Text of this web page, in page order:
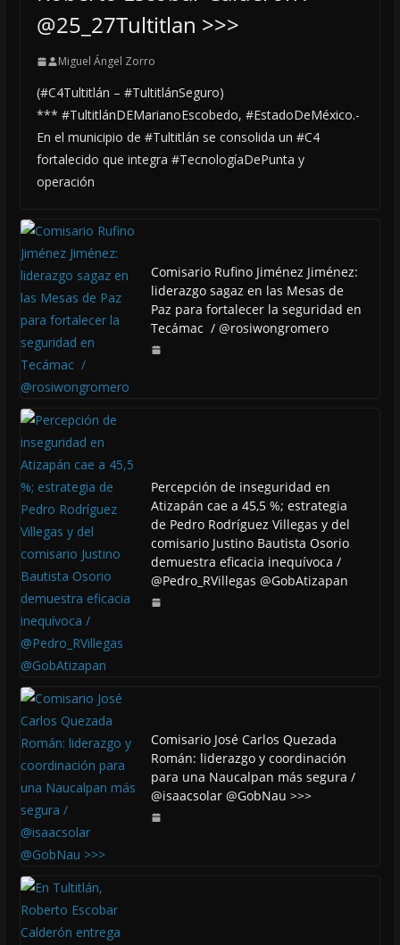
@25_27Tultitlan >>>
Miguel Ángel Zorro
(#C4Tultitlán – #TultitlánSeguro)
*** #TultitlánDEMarianoEscobedo, #EstadoDeMéxico.-
En el municipio de #Tultitlán se consolida un #C4
fortalecido que integra #TecnologíaDePunta y
operación
Comisario Rufino Jiménez Jiménez:
liderazgo sagaz en las Mesas de
Paz para fortalecer la seguridad en
Tecámac / @rosiwongromero
Percepción de inseguridad en
Atizapán cae a 45,5 %; estrategia
de Pedro Rodríguez Villegas y del
comisario Justino Bautista Osorio
demuestra eficacia inequívoca /
@Pedro_RVillegas @GobAtizapan
Comisario José Carlos Quezada
Román: liderazgo y coordinación
para una Naucalpan más segura /
@isaacsolar @GobNau >>>